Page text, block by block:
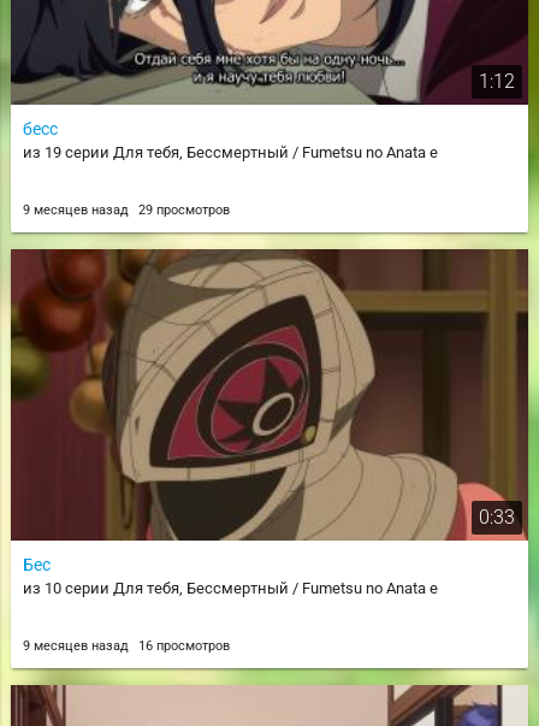
1:12
бесс
из 19 серии Для тебя, Бессмертный / Fumetsu no Anata e
9 месяцев назад 29 просмотров
0:33
Бес
из 10 серии Для тебя, Бессмертный / Fumetsu no Anata e
9 месяцев назад 16 просмотров